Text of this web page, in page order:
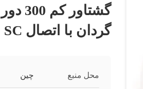
گردان با اتصال STFC SC
محل منبع چین